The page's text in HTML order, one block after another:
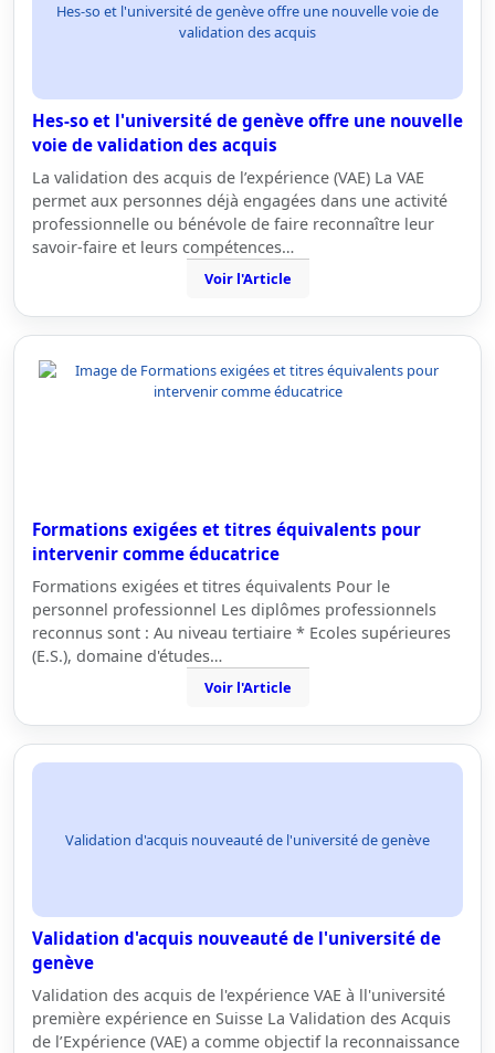
Hes-so et l'université de genève offre une nouvelle voie de
validation des acquis
Hes-so et l'université de genève offre une nouvelle
voie de validation des acquis
La validation des acquis de l’expérience (VAE) La VAE
permet aux personnes déjà engagées dans une activité
professionnelle ou bénévole de faire reconnaître leur
savoir-faire et leurs compétences…
Voir l'Article
Formations exigées et titres équivalents pour
intervenir comme éducatrice
Formations exigées et titres équivalents Pour le
personnel professionnel Les diplômes professionnels
reconnus sont : Au niveau tertiaire * Ecoles supérieures
(E.S.), domaine d'études…
Voir l'Article
Validation d'acquis nouveauté de l'université de genève
Validation d'acquis nouveauté de l'université de
genève
Validation des acquis de l'expérience VAE à ll'université
première expérience en Suisse La Validation des Acquis
de l’Expérience (VAE) a comme objectif la reconnaissance